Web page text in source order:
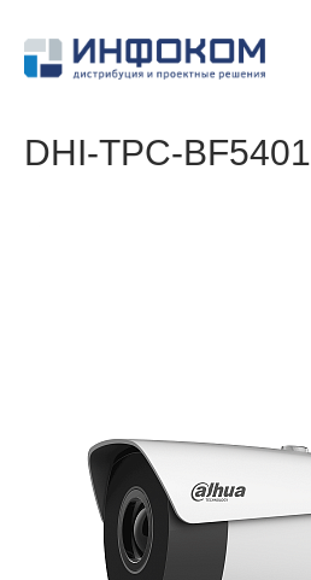
DHI-TPC-